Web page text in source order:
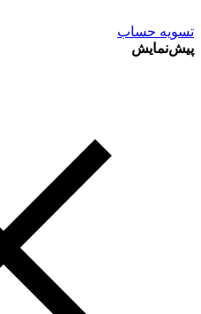
تسویه حساب
پیش‌نمایش